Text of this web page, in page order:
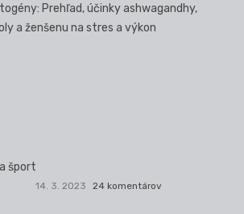
Prehľad, účinky ashwagandhy,
a ženšenu na stres a výkon
šport
14. 3. 2023 24 komentárov